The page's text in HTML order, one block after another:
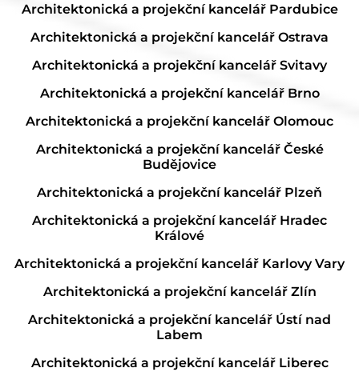
Architektonická a projekční kancelář Pardubice
Architektonická a projekční kancelář Ostrava
Architektonická a projekční kancelář Svitavy
Architektonická a projekční kancelář Brno
Architektonická a projekční kancelář Olomouc
Architektonická a projekční kancelář České
Budějovice
Architektonická a projekční kancelář Plzeň
Architektonická a projekční kancelář Hradec
Králové
Architektonická a projekční kancelář Karlovy Vary
Architektonická a projekční kancelář Zlín
Architektonická a projekční kancelář Ústí nad
Labem
Architektonická a projekční kancelář Liberec